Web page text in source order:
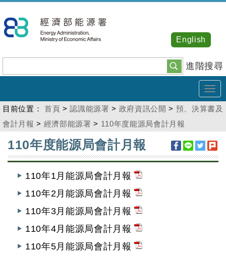
到
主
內
容
進階搜尋
English
目前位置： 首頁 >認識能源署 > 政府資訊公開 > 預、決算書及
會計月報 > 經濟部能源署 > 110年度能源局會計月報
110年度能源局會計月報
110年1月能源局會計月報
110年2月能源局會計月報
110年3月能源局會計月報
110年4月能源局會計月報
110年5月能源局會計月報